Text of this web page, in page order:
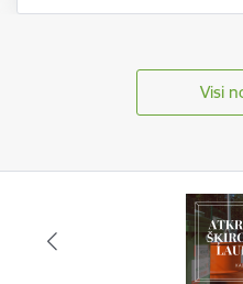
Visi